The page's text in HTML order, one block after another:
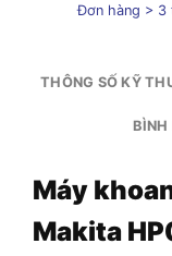
Đơn hàng > 3
THÔNG SỐ KỸ
Máy
Makita